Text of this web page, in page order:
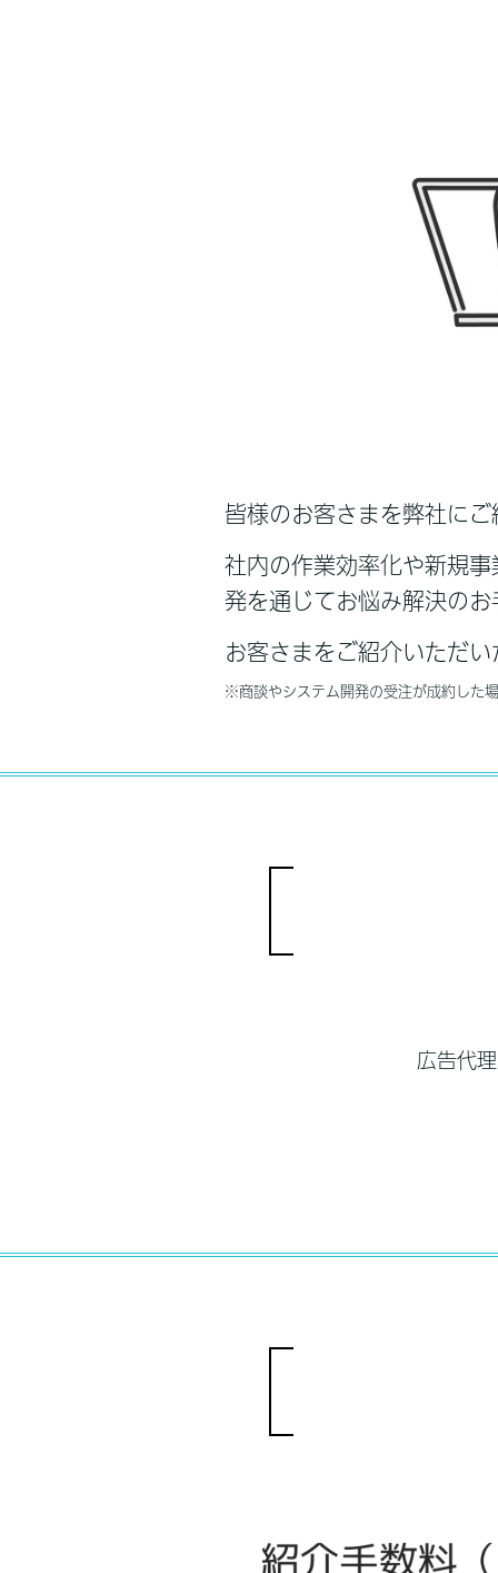
皆様のお客さまを弊社に
社内の作業効率化や新規
発を通じてお悩み解決の
お客さまをご紹介いただ
※商談やシステム開発の受注が成約した
広告代